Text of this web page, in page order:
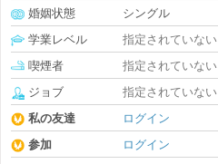
婚姻状態
シングル
学業レベル
指定されていない
喫煙者
指定されていない
ジョブ
指定されていない
私の友達
ログイン
参加
ログイン